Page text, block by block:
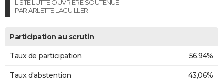
LISTE LUTTE OUVRIERE SOUTENUE
PAR ARLETTE LAGUILLER
Participation au scrutin
Taux de participation 56,94%
Taux d'abstention 43,06%